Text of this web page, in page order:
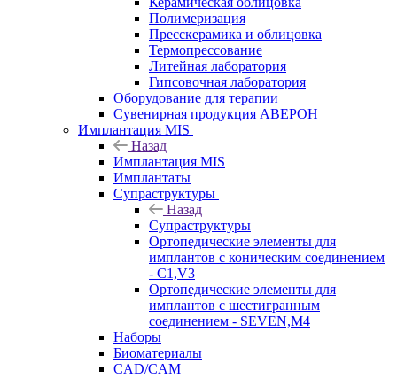
Полимеризация
Пресскерамика и облицовка
Термопрессование
Литейная лаборатория
Гипсовочная лаборатория
Оборудование для терапии
Сувенирная продукция АВЕРОН
Имплантация MIS
Назад
Имплантация MIS
Имплантаты
Супраструктуры
Назад
Супраструктуры
Ортопедические элементы для
имплантов с коническим соединением
- C1,V3
Ортопедические элементы для
имплантов с шестигранным
соединением - SEVEN,M4
Наборы
Биоматериалы
CAD/CAM